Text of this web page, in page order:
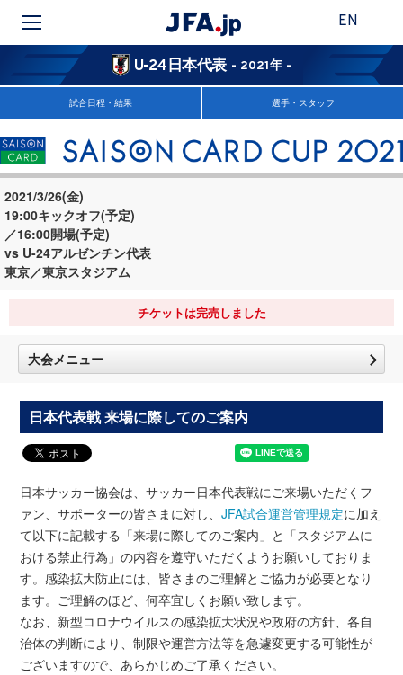
EN
U-24日本代表 - 2021年 -
試合日程・結果 選手・スタッフ
2021/3/26(金)
19:00キックオフ(予定)
／16:00開場(予定)
vs U-24アルゼンチン代表
東京／東京スタジアム
チケットは完売しました
大会メニュー
日本代表戦 来場に際してのご案内
日本サッカー協会は、サッカー日本代表戦にご来場いただくフ
ァン、サポーターの皆さまに対し、JFA試合運営管理規定に加え
て以下に記載する「来場に際してのご案内」と「スタジアムに
おける禁止行為」の内容を遵守いただくようお願いしておりま
す。感染拡大防止には、皆さまのご理解とご協力が必要となり
ます。ご理解のほど、何卒宜しくお願い致します。
なお、新型コロナウイルスの感染拡大状況や政府の方針、各自
治体の判断により、制限や運営方法等を急遽変更する可能性が
ございますので、あらかじめご了承ください。